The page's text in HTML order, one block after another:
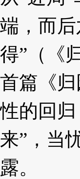
端，而后
得”（《
首篇《
性的回
来”，当
露。